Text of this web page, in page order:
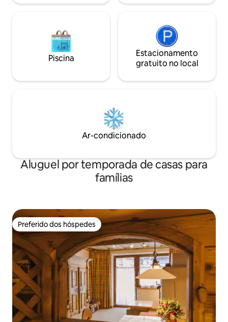
Piscina
Estacionamento
gratuito no local
Ar-condicionado
Aluguel por temporada de casas para
famílias
Preferido dos hóspedes
Preferido dos hóspedes